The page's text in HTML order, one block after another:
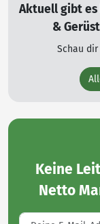
Aktuell gibt es
&
Schau
Keine
Netto